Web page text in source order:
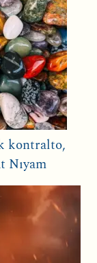
kontralto,
Nıyam